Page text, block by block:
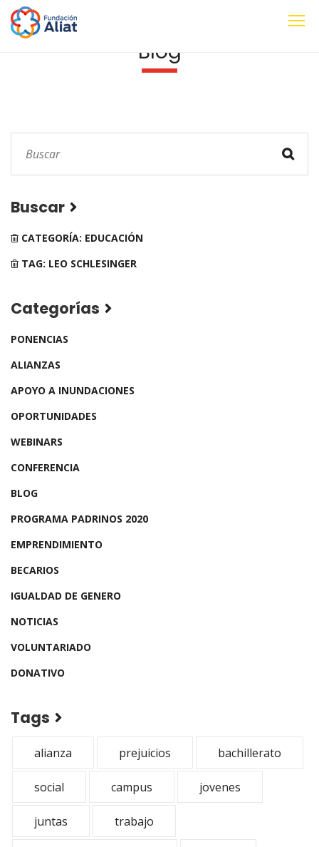
Blog
Buscar
CATEGORÍA: EDUCACIÓN
TAG: LEO SCHLESINGER
Categorías
PONENCIAS
ALIANZAS
APOYO A INUNDACIONES
OPORTUNIDADES
WEBINARS
CONFERENCIA
BLOG
PROGRAMA PADRINOS 2020
EMPRENDIMIENTO
BECARIOS
IGUALDAD DE GENERO
NOTICIAS
VOLUNTARIADO
DONATIVO
Tags
alianza prejuicios bachillerato
social campus jovenes
juntas trabajo